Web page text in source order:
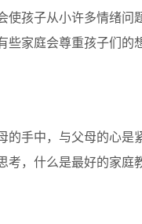
使孩子从小许多情绪问
些家庭会尊重孩子们的
手中，与父母的心是
考，什么是最好的家庭